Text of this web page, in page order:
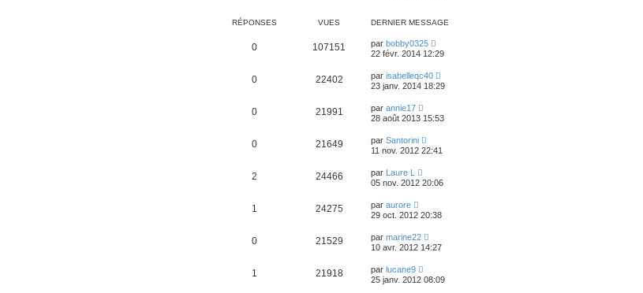
RÉPONSES VUES DERNIER MESSAGE
0 107151 par bobby0325
22 févr. 2014 12:29
0 22402 par isabelleqc40
23 janv. 2014 18:29
0 21991 par annie17
28 août 2013 15:53
0 21649 par Santorini
11 nov. 2012 22:41
2 24466 par Laure L
05 nov. 2012 20:06
1 24275 par aurore
29 oct. 2012 20:38
0 21529 par marine22
10 avr. 2012 14:27
1 21918 par lucane9
25 janv. 2012 08:09